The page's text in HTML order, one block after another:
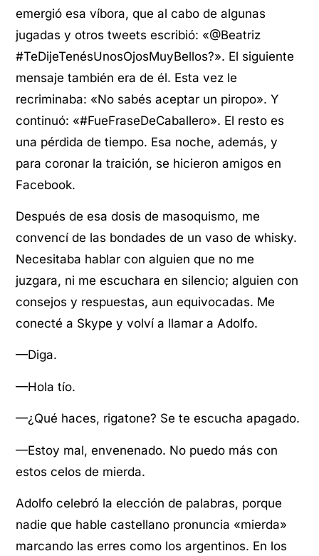
emergió esa víbora, que al cabo de algunas
jugadas y otros tweets escribió: «@Beatriz
#TeDijeTenésUnosOjosMuyBellos?». El siguiente
mensaje también era de él. Esta vez le
recriminaba: «No sabés aceptar un piropo». Y
continuó: «#FueFraseDeCaballero». El resto es
una pérdida de tiempo. Esa noche, además, y
para coronar la traición, se hicieron amigos en
Facebook.
Después de esa dosis de masoquismo, me
convencí de las bondades de un vaso de whisky.
Necesitaba hablar con alguien que no me
juzgara, ni me escuchara en silencio; alguien con
consejos y respuestas, aun equivocadas. Me
conecté a Skype y volví a llamar a Adolfo.
—Diga.
—Hola tío.
—¿Qué haces, rigatone? Se te escucha apagado.
—Estoy mal, envenenado. No puedo más con
estos celos de mierda.
Adolfo celebró la elección de palabras, porque
nadie que hable castellano pronuncia «mierda»
marcando las erres como los argentinos. En los